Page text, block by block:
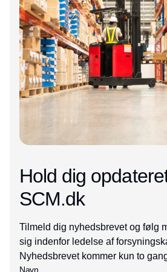
Hold dig
SCM.dk
Tilmeld dig nyhedsbrevet og følg
sig indenfor ledelse af
Nyhedsbrevet kommer kun to
Navn